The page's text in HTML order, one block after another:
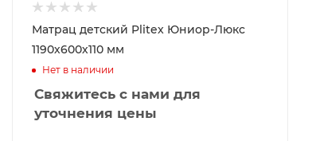
Матрац детский Plitex Юниор-Люкс
1190х600х110 мм
Нет в наличии
Свяжитесь с нами для
уточнения цены